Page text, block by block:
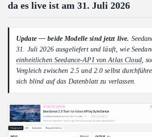
da es live ist am 31. Juli 2026
Update — beide Modelle sind jetzt live.
31. Juli 2026 ausgeliefert und läuft, wie
einheitlichen Seedance-API von Atlas Cloud,
Vergleich zwischen 2.5 und 2.0 selbst
sich blind auf das Datenblatt zu verlassen.